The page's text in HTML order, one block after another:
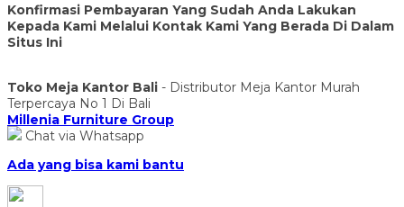
Konfirmasi Pembayaran Yang Sudah Anda Lakukan
Kepada Kami Melalui Kontak Kami Yang Berada Di Dalam
Situs Ini
Toko Meja Kantor Bali - Distributor Meja Kantor Murah
Terpercaya No 1 Di Bali
Millenia Furniture Group
Chat via Whatsapp
Ada yang bisa kami bantu